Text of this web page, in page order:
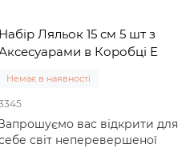
Набір Ляльок 15 см 5 шт з
в Коробці E
Немає в наявності
вас відкрити для
світ неперевершеної